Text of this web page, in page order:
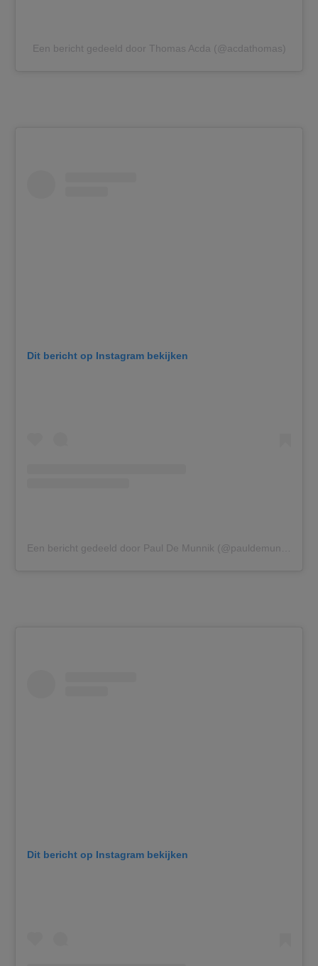
Een bericht gedeeld door Thomas Acda (@acdathomas)
Dit bericht op Instagram bekijken
Dit bericht op Instagram bekijken